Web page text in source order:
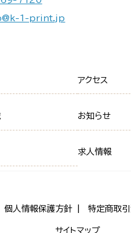
1-print.jp
アクセス
お知らせ
求人情報
個人情報保護方針 特定商取
サイトマップ